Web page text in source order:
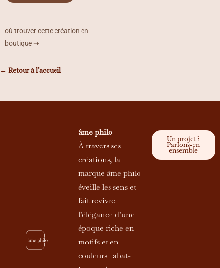
où trouver cette création en
boutique ➝
← Retour à l’accueil
âme philo
À travers ses
créations, la
marque âme philo
éveille les sens et
fait revivre
l’élégance d’une
époque riche en
motifs et en
couleurs : abat-
Un projet ?
Parlons-en
ensemble